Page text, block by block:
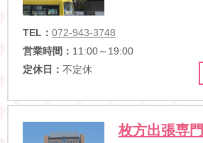
TEL： 072-943-3748
営業時間： 11:00～19:00
定休日： 不定休
枚方出張専